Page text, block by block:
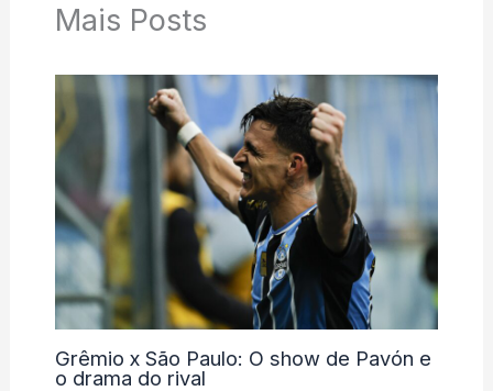
Mais Posts
Grêmio x São Paulo: O show de Pavón e
o drama do rival